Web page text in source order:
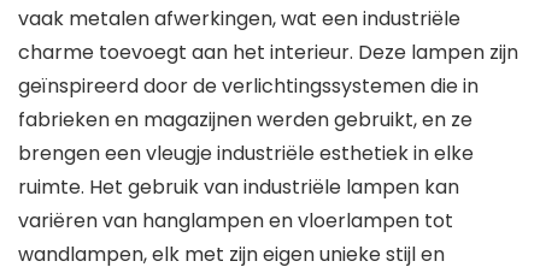
vaak metalen afwerkingen, wat een industriële
charme toevoegt aan het interieur. Deze lampen zijn
geïnspireerd door de verlichtingssystemen die in
fabrieken en magazijnen werden gebruikt, en ze
brengen een vleugje industriële esthetiek in elke
ruimte. Het gebruik van industriële lampen kan
variëren van hanglampen en vloerlampen tot
wandlampen, elk met zijn eigen unieke stijl en